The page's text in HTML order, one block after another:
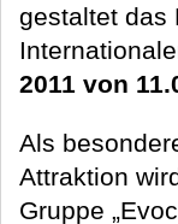
gestaltet das
2011 von
Als
Attraktion
Gruppe